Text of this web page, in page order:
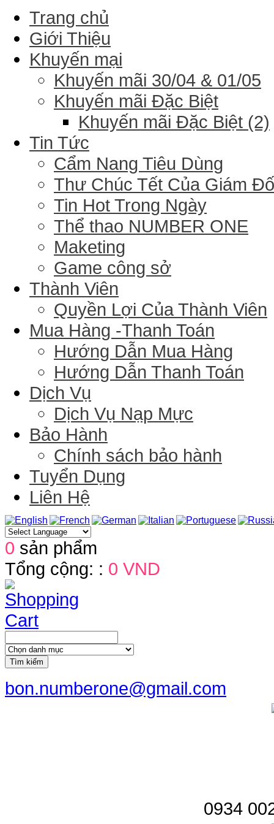
Trang chủ
Giới Thiệu
Khuyến mại
Khuyến mãi 30/04 & 01/05
Khuyến mãi Đặc Biệt
Khuyến mãi Đặc Biệt (2)
Tin Tức
Cẩm Nang Tiêu Dùng
Thư Chúc Tết Của Giám
Tin Hot Trong Ngày
Thể thao NUMBER ONE
Maketing
Game công sở
Thành Viên
Quyền Lợi Của Thành Viên
Mua Hàng -Thanh Toán
Hướng Dẫn Mua Hàng
Hướng Dẫn Thanh Toán
Dịch Vụ
Dịch Vụ Nạp Mực
Bảo Hành
Chính sách bảo hành
Tuyển Dụng
Liên Hệ
0 sản phẩm
Tổng cộng: : 0 VND
Tìm kiếm
bon.numberone@gmail.com
0934